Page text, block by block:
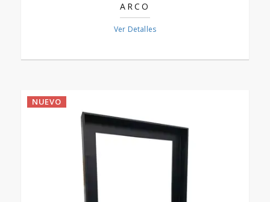
ARCO
Ver Detalles
NUEVO